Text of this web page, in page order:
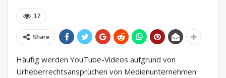
17
Share
Häufig werden YouTube-Videos aufgrund von
Urheberrechtsansprüchen von Medienunternehmen